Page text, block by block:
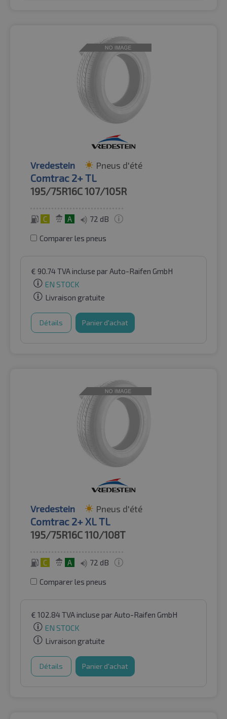
Vredestein Pneus d'été
Comtrac 2+ TL
195/75R16C107/105R
C A 72 dB
Comparer les pneus
€ 90.74TVA incluse par Auto-Raifen GmbH
EN STOCK
Livraison gratuite
Détails Panier d'achat
Vredestein Pneus d'été
Comtrac 2+ XL TL
195/75R16C110/108T
C A 72 dB
Comparer les pneus
€ 102.84TVA incluse par Auto-Raifen GmbH
EN STOCK
Livraison gratuite
Détails Panier d'achat